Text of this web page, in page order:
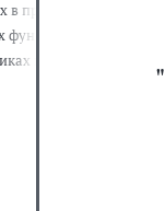
профессиональный